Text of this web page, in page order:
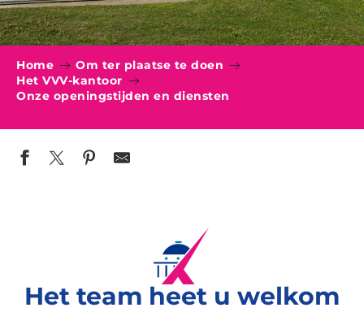
Home
Om ter plaatse te doen
Het VVV-kantoor
Onze openingstijden en diensten
Het team heet u welkom